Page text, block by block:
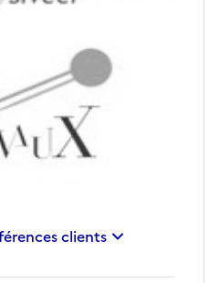
clients